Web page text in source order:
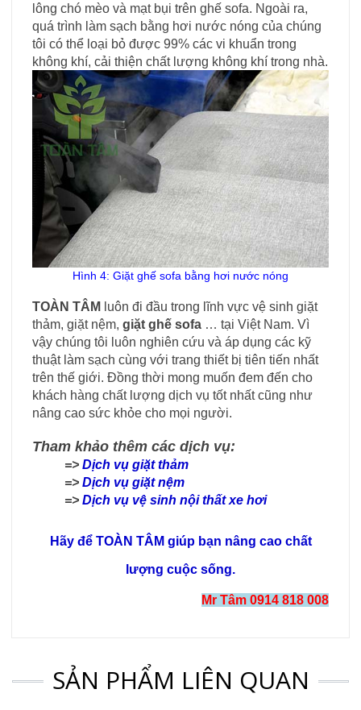
lông chó mèo và mạt bụi trên ghế sofa. Ngoài ra,
quá trình làm sạch bằng hơi nước nóng của chúng
tôi có thể loại bỏ được 99% các vi khuẩn trong
không khí, cải thiện chất lượng không khí trong nhà.
Hình 4: Giặt ghế sofa bằng hơi nước nóng
TOÀN TÂM
luôn đi đầu trong lĩnh vực vệ sinh giặt
thảm, giặt nệm, giặt ghế sofa … tại Việt Nam. Vì
vậy chúng tôi luôn nghiên cứu và áp dụng các kỹ
thuật làm sạch cùng với trang thiết bị tiên tiến nhất
trên thế giới. Đồng thời mong muốn đem đến cho
khách hàng chất lượng dịch vụ tốt nhất cũng như
nâng cao sức khỏe cho mọi người.
Tham khảo thêm các dịch vụ:
=> Dịch vụ giặt thảm
=> Dịch vụ giặt nệm
=> Dịch vụ vệ sinh nội thất xe hơi
Hãy để TOÀN TÂM giúp bạn nâng cao chất
lượng cuộc sống.
Mr Tâm 0914 818 008
SẢN PHẨM LIÊN QUAN